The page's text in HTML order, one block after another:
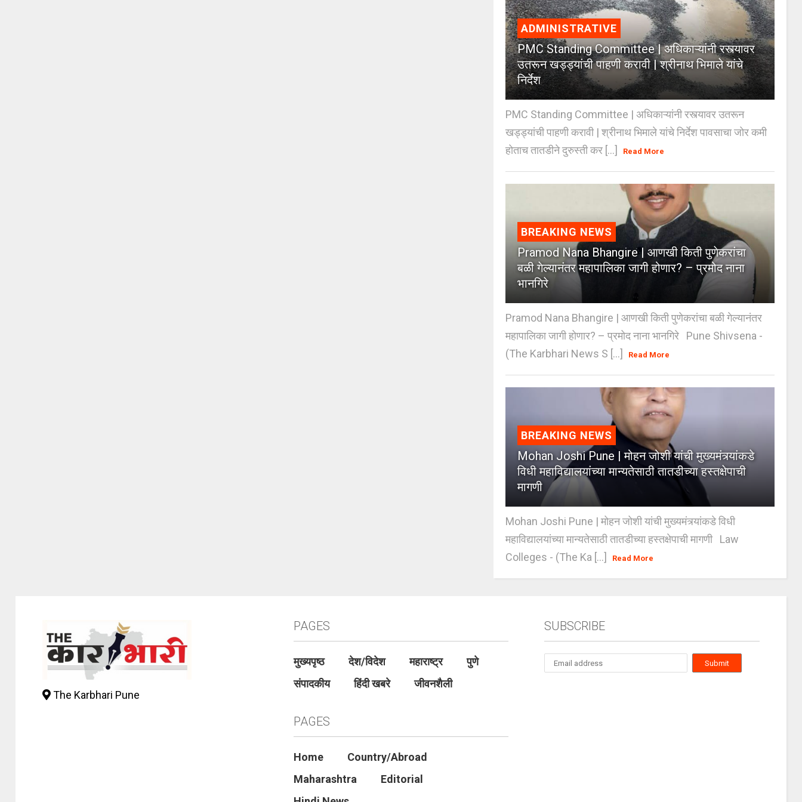
ADMINISTRATIVE
PMC Standing Committee | अधिकाऱ्यांनी रस्त्यावर
उतरून खड्ड्यांची पाहणी करावी | श्रीनाथ भिमाले यांचे
निर्देश
PMC Standing Committee | अधिकाऱ्यांनी रस्त्यावर उतरून
खड्ड्यांची पाहणी करावी | श्रीनाथ भिमाले यांचे निर्देश पावसाचा जोर कमी
होताच तातडीने दुरुस्ती कर [...]
Read More
BREAKING NEWS
Pramod Nana Bhangire | आणखी किती पुणेकरांचा
बळी गेल्यानंतर महापालिका जागी होणार? – प्रमोद नाना
भानगिरे
Pramod Nana Bhangire | आणखी किती पुणेकरांचा बळी गेल्यानंतर
महापालिका जागी होणार? – प्रमोद नाना भानगिरे Pune Shivsena -
(The Karbhari News S [...]
Read More
BREAKING NEWS
Mohan Joshi Pune | मोहन जोशी यांची मुख्यमंत्र्यांकडे
विधी महाविद्यालयांच्या मान्यतेसाठी तातडीच्या हस्तक्षेपाची
मागणी
Mohan Joshi Pune | मोहन जोशी यांची मुख्यमंत्र्यांकडे विधी
महाविद्यालयांच्या मान्यतेसाठी तातडीच्या हस्तक्षेपाची मागणी Law
Colleges - (The Ka [...]
Read More
The Karbhari Pune
PAGES
मुख्यपृष्ठ देश/विदेश महाराष्ट्र
पुणे
संपादकीय
हिंदी खबरे जीवनशैली
PAGES
Home
Country/Abroad
Maharashtra
Editorial
SUBSCRIBE